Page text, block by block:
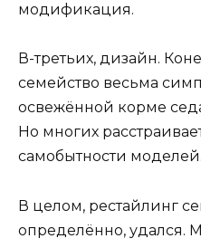
модификация.
В-третьих, дизайн.
семейство весьма
освежённой корме
Но многих
самобытности моделей.
В целом, рестайлинг
определённо, удался.